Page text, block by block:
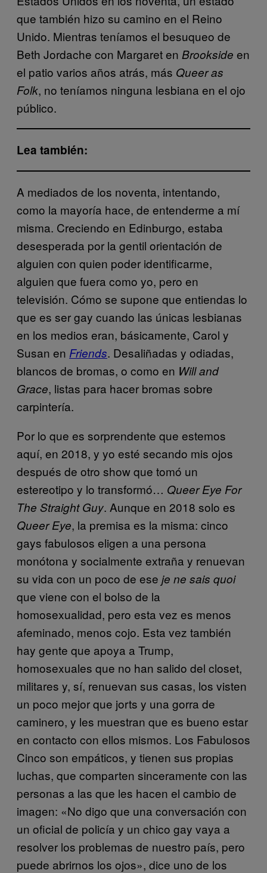
que también hizo su camino en el Reino
Unido. Mientras teníamos el besuqueo de
Beth Jordache con Margaret en Brookside en
el patio varios años atrás, más Queer as
Folk, no teníamos ninguna lesbiana en el ojo
público.
Lea también:
A mediados de los noventa, intentando,
como la mayoría hace, de entenderme a mí
misma. Creciendo en Edinburgo, estaba
desesperada por la gentil orientación de
alguien con quien poder identificarme,
alguien que fuera como yo, pero en
televisión. Cómo se supone que entiendas lo
que es ser gay cuando las únicas lesbianas
en los medios eran, básicamente, Carol y
Susan en Friends. Desaliñadas y odiadas,
blancos de bromas, o como en Will and
Grace, listas para hacer bromas sobre
carpintería.
Por lo que es sorprendente que estemos
aquí, en 2018, y yo esté secando mis ojos
después de otro show que tomó un
estereotipo y lo transformó… Queer Eye For
The Straight Guy. Aunque en 2018 solo es
Queer Eye, la premisa es la misma: cinco
gays fabulosos eligen a una persona
monótona y socialmente extraña y renuevan
su vida con un poco de ese je ne sais quoi
que viene con el bolso de la
homosexualidad, pero esta vez es menos
afeminado, menos cojo. Esta vez también
hay gente que apoya a Trump,
homosexuales que no han salido del closet,
militares y, sí, renuevan sus casas, los visten
un poco mejor que jorts y una gorra de
caminero, y les muestran que es bueno estar
en contacto con ellos mismos. Los Fabulosos
Cinco son empáticos, y tienen sus propias
luchas, que comparten sinceramente con las
personas a las que les hacen el cambio de
imagen: «No digo que una conversación con
un oficial de policía y un chico gay vaya a
resolver los problemas de nuestro país, pero
puede abrirnos los ojos», dice uno de los